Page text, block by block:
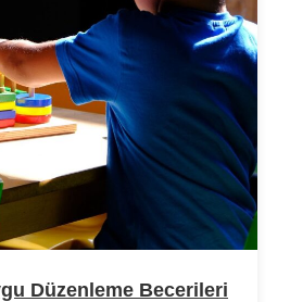
Düzenleme Becerileri